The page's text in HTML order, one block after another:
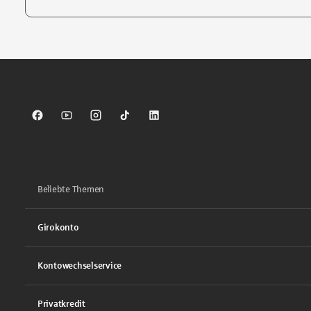
Sparkasse auf Facebook
Sparkasse auf Youtube
Sparkasse auf Instagram
Sparkasse auf TikTok
Sparkasse auf LinkedIn
Beliebte Themen
Girokonto
Kontowechselservice
Privatkredit